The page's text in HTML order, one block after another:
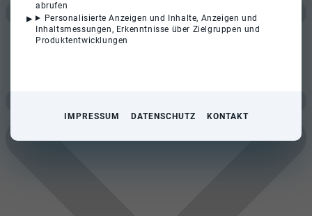
abrufen
Personalisierte Anzeigen und Inhalte, Anzeigen und
Inhaltsmessungen, Erkenntnisse über Zielgruppen und
Produktentwicklungen
IMPRESSUM DATENSCHUTZ KONTAKT